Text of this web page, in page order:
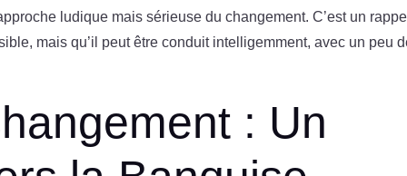
ludique mais sérieuse du changement. C’est un
mais qu’il peut être conduit intelligemment, avec un peu
: Un